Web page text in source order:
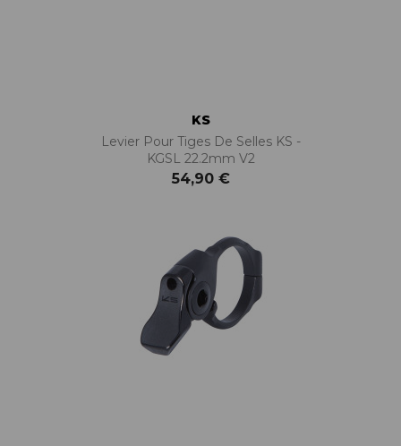
KS
Levier Pour Tiges De Selles KS -
KGSL 22.2mm V2
54,90 €